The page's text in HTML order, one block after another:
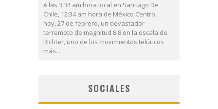
A las 3:34 am hora local en Santiago De
Chile, 12:34 am hora de México Centro,
hoy, 27 de febrero, un devastador
terremoto de magnitud 8.8 en la escala de
Richter, uno de los movimientos telúricos
más...
SOCIALES